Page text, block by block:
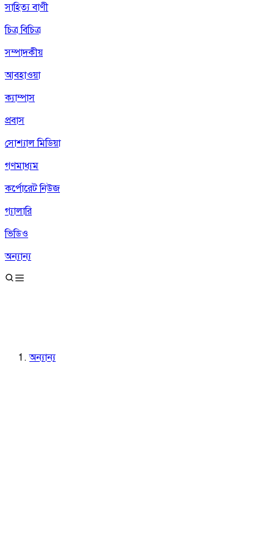
সাহিত্য বাণী
চিত্র বিচিত্র
সম্পাদকীয়
আবহাওয়া
ক্যাম্পাস
প্রবাস
সোশ্যাল মিডিয়া
গণমাধ্যম
কর্পোরেট নিউজ
গ্যালারি
ভিডিও
অন্যান্য
অন্যান্য